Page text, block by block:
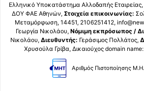
Ελληνικό Υποκατάστημα Αλλοδαπής
ΔΟΥ ΦΑΕ Αθηνών, Στοιχεία επικοινωνίας:
Μεταμόρφωση, 14451, 2106251412,
Γεωργία Νικολάου, Νόμιμη εκπρόσωπος /
Νικολάου, Διευθυντής: Γεράσιμος Πολλάτος,
Χρυσούλα Γρίβα, Δικαιούχος domain
Αριθμός Πιστοποίησης